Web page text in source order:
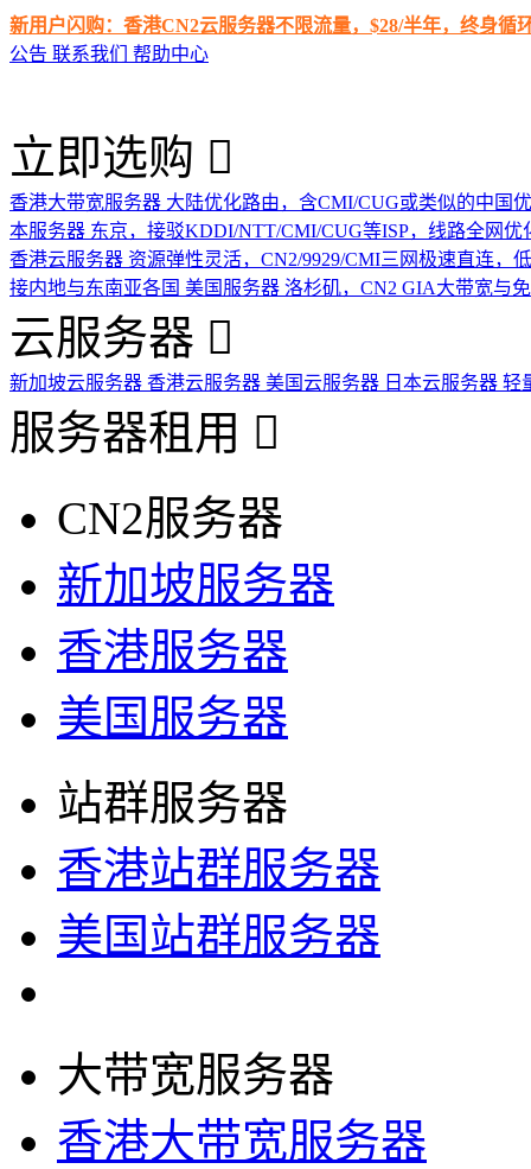
新用户闪购：香港CN2云服务器不限流量，$28/半年，终身循
公告 联系我们 帮助中心
立即选购
香港大带宽服务器 大陆优化路由，含CMI/CUG或类似的中国
本服务器 东京，接驳KDDI/NTT/CMI/CUG等ISP，线路全网优
香港云服务器 资源弹性灵活，CN2/9929/CMI三网极速直连，
接内地与东南亚各国 美国服务器 洛杉矶，CN2 GIA大带宽与
云服务器
新加坡云服务器 香港云服务器 美国云服务器 日本云服务器 轻
服务器租用
CN2服务器
新加坡服务器
香港服务器
美国服务器
站群服务器
香港站群服务器
美国站群服务器
大带宽服务器
香港大带宽服务器